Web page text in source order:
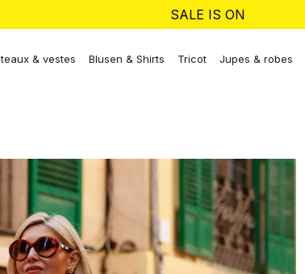
SALE IS ON
& vestes Blusen & Shirts Tricot Jupes & robes